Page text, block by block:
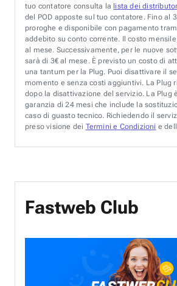
tuo contatore consulta la lista dei
del POD apposte sul tuo contatore. Fino al
proroghe e disponibile con pagamento
addebito su conto corrente. Il costo
al mese. Successivamente, per le nuove
sarà di 3€ al mese. È previsto un costo di
una tantum per la Plug. Puoi disattivare il
momento e senza costi aggiuntivi. La Plug
dopo la disattivazione del servizio. La Plug
garanzia di 24 mesi che include la
caso di guasto tecnico. Richiedendo il
preso visione dei Termini e Condizioni e
Fastweb Club